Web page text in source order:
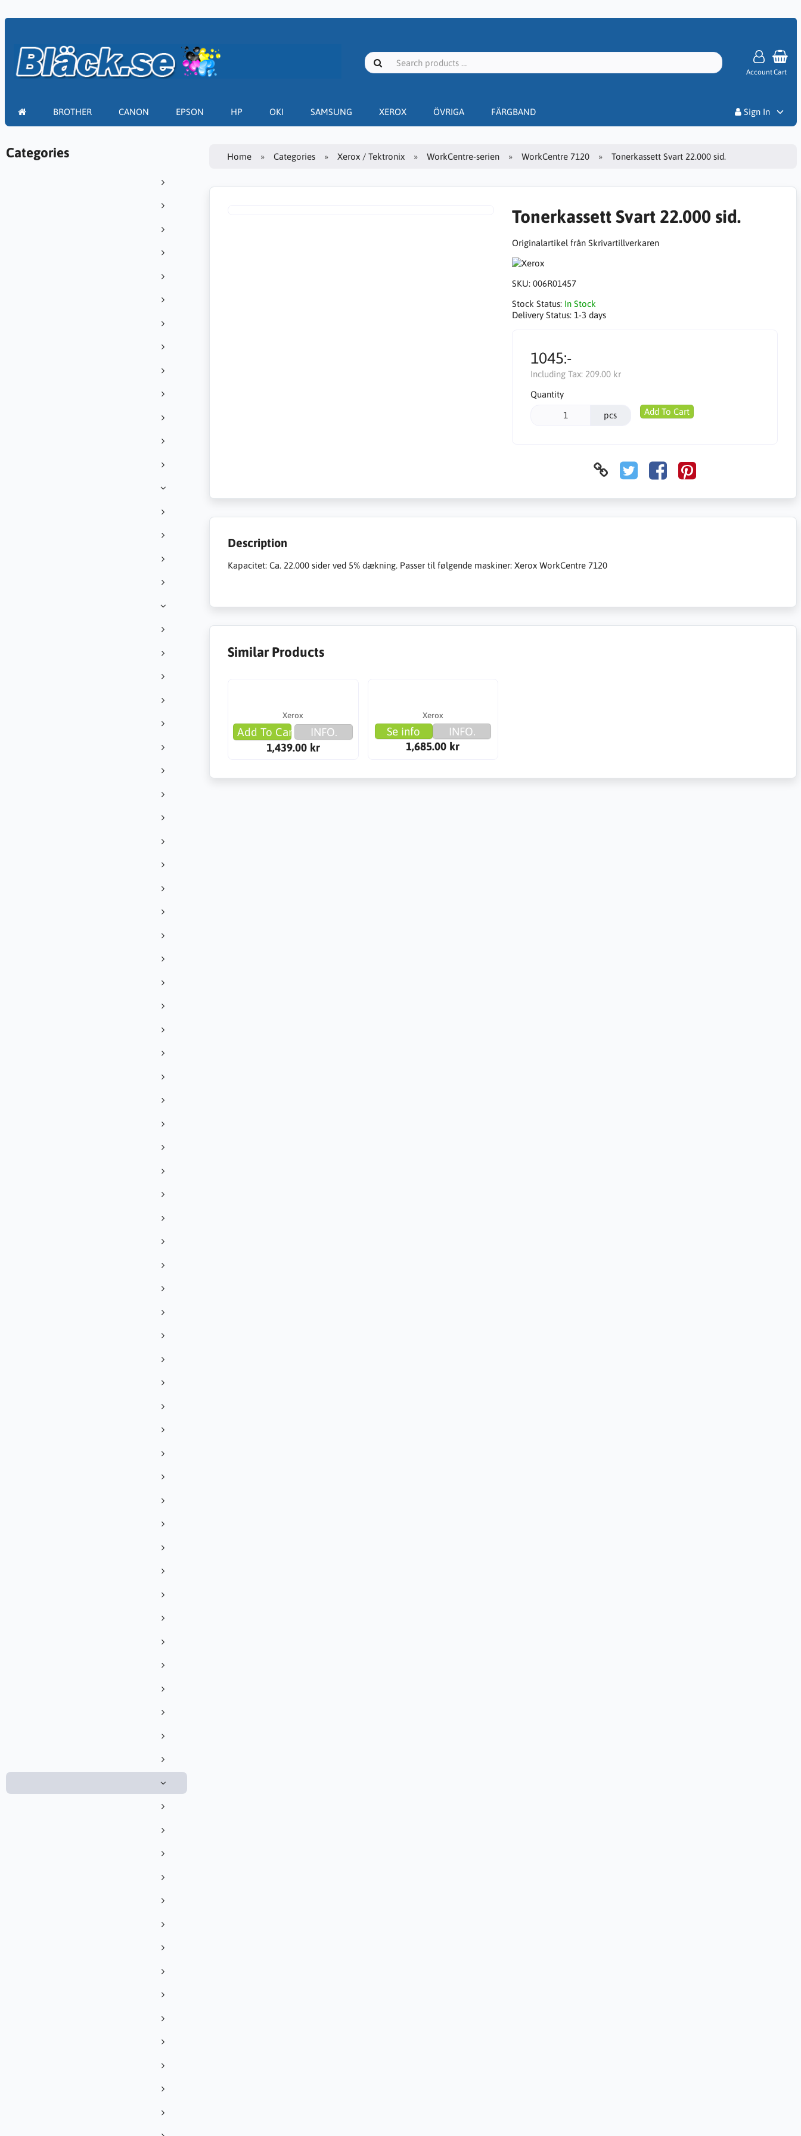
AccountCart
BROTHER CANON EPSON HP OKI SAMSUNG XEROX ÖVRIGA FÄRGBAND
Sign In
Categories Home Categories Xerox / Tektronix WorkCentre-serien WorkCentre 7120 Tonerkassett Svart 22.000 sid.
Tonerkassett Svart 22.000 sid.
Originalartikel från Skrivartillverkaren
SKU: 006R01457
Stock Status: In Stock
Delivery Status: 1-3 days
1045:-
Including Tax: 209.00 kr
Quantity
pcs Add To Cart
Description
Kapacitet: Ca. 22.000 sider ved 5% dækning. Passer til følgende maskiner: Xerox WorkCentre 7120
Similar Products
Xerox
Add To Cart
INFO.
1,439.00 kr
Xerox
Se info
INFO.
1,685.00 kr